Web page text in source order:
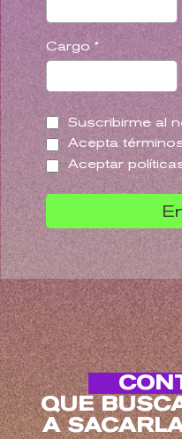
Cargo*
Suscribirme al
Acepta
Aceptar
QUE
A